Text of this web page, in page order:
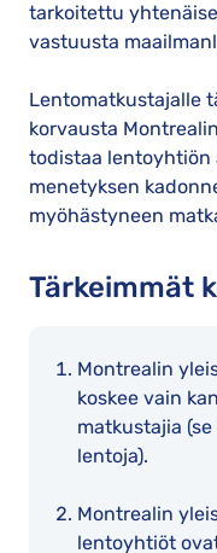
tarkoitettu
vastuusta
Lentomatkustajalle
korvausta
todistaa lentoyhtiön
menetyksen
myöhästyneen
Tärkeimmät
Montrealin
koskee vain
matkustajia
lentoja).
Montrealin
lentoyhtiöt